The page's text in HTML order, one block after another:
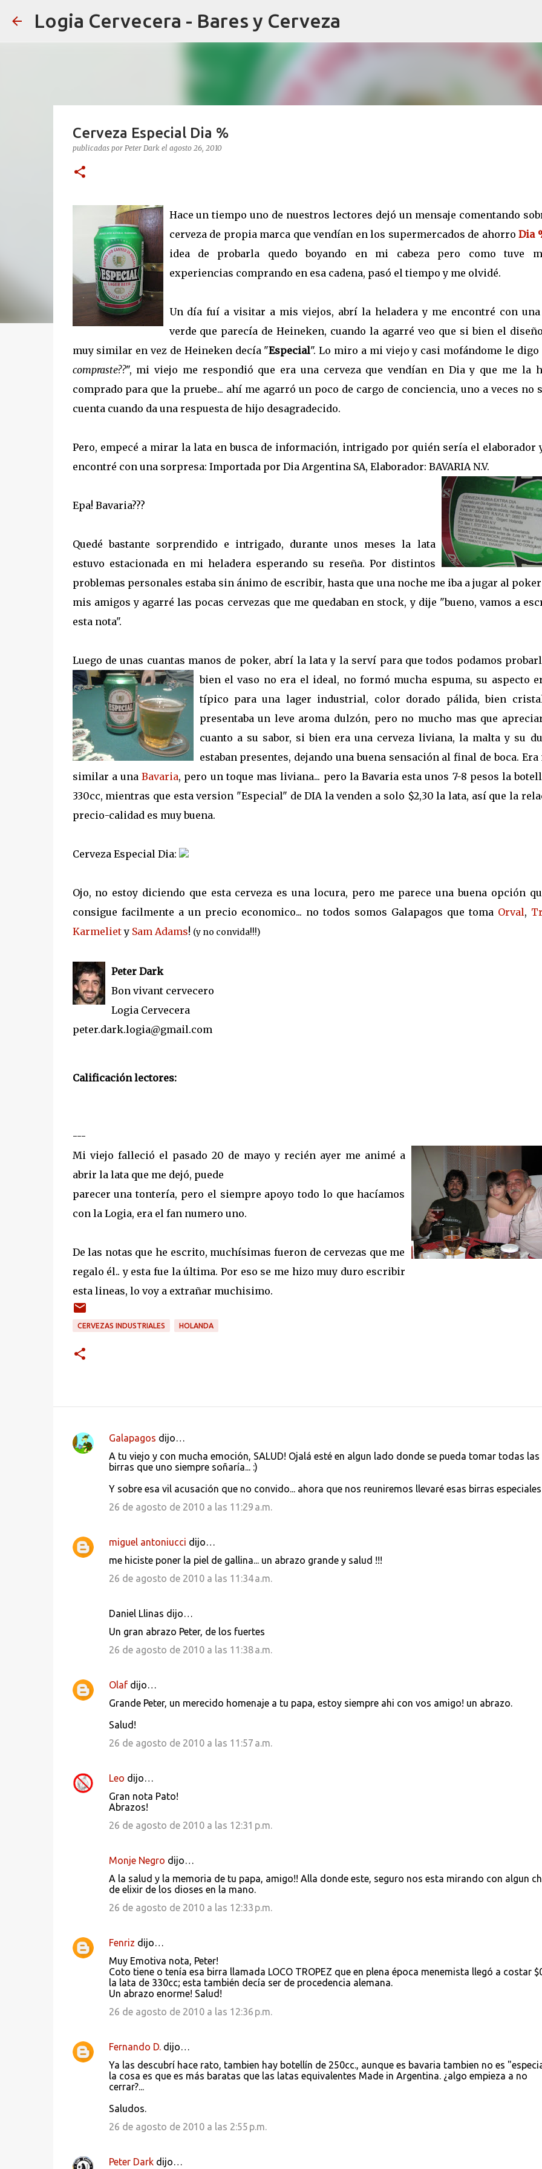
Logia Cervecera - Bares y Cerveza
Cerveza Especial Dia %
publicadas por Peter Dark el agosto 26, 2010
Hace un tiempo uno de nuestros lectores dejó un mensaje comentando
cerveza de propia marca que vendían en los supermercados de ahorroDia
idea de probarla quedo boyando en mi cabeza pero como tuve
experiencias comprando en esa cadena, pasó el tiempo y me olvidé.
Un día fuí a visitar a mis viejos, abrí la heladera y me encontré con
verde que parecía de Heineken, cuando la agarré veo que si bien el
muy similar en vez de Heineken decía "Especial". Lo miro a mi viejo y casi mofándome le digo
compraste??", mi viejo me respondió que era una cerveza que vendían en Dia y que me la
comprado para que la pruebe... ahí me agarró un poco de cargo de conciencia, uno a veces no
cuenta cuando da una respuesta de hijo desagradecido.
Pero, empecé a mirar la lata en busca de información, intrigado por quién sería el elaborador
encontré con una sorpresa: Importada por Dia Argentina SA, Elaborador: BAVARIA N.V.
Epa! Bavaria???
Quedé bastante sorprendido e intrigado, durante unos meses la lata
estuvo estacionada en mi heladera esperando su reseña. Por distintos
problemas personales estaba sin ánimo de escribir, hasta que una noche me iba a jugar al
mis amigos y agarré las pocas cervezas que me quedaban en stock, y dije "bueno, vamos a
esta nota".
Luego de unas cuantas manos de poker, abrí la lata y la serví para que todos podamos
bien el vaso no era el ideal, no formó mucha espuma, su aspecto
típico para una lager industrial, color dorado pálida, bien
presentaba un leve aroma dulzón, pero no mucho mas que
cuanto a su sabor, si bien era una cerveza liviana, la malta y su
estaban presentes, dejando una buena sensación al final de boca. Era
similar a unaBavaria, pero un toque mas liviana... pero la Bavaria esta unos 7-8 pesos la
330cc, mientras que esta version "Especial" de DIA la venden a solo $2,30 la lata, así que la
precio-calidad es muy buena.
Cerveza Especial Dia:
Ojo, no estoy diciendo que esta cerveza es una locura, pero me parece una buena opción
consigue facilmente a un precio economico... no todos somos Galapagos que toma Orval,
Karmeliety Sam Adams! (y no convida!!!)
Peter Dark
Bon vivant cervecero
Logia Cervecera
peter.dark.logia@gmail.com
Calificación lectores:
---
Mi viejo falleció el pasado 20 de mayo y recién ayer me animé a
abrir la lata que me dejó, puede
parecer una tontería, pero el siempre apoyo todo lo que hacíamos
con la Logia, era el fan numero uno.
De las notas que he escrito, muchísimas fueron de cervezas que me
regalo él.. y esta fue la última. Por eso se me hizo muy duro escribir
esta lineas, lo voy a extrañar muchisimo.
CERVEZAS INDUSTRIALES HOLANDA
C
a
Galapagos dijo…
A tu viejo y con mucha emoción, SALUD! Ojalá esté en algun lado donde se pueda tomar todas las
birras que uno siempre soñaría... :)
Y sobre esa vil acusación que no convido... ahora que nos reuniremos llevaré esas birras
26 de agosto de 2010 a las 11:29 a.m.
miguel antoniucci dijo…
me hiciste poner la piel de gallina... un abrazo grande y salud !!!
26 de agosto de 2010 a las 11:34 a.m.
Daniel Llinas dijo…
Un gran abrazo Peter, de los fuertes
26 de agosto de 2010 a las 11:38 a.m.
Olafdijo…
Grande Peter, un merecido homenaje a tu papa, estoy siempre ahi con vos amigo! un abrazo.
Salud!
26 de agosto de 2010 a las 11:57 a.m.
Leo dijo…
Gran nota Pato!
Abrazos!
26 de agosto de 2010 a las 12:31 p.m.
Monje Negro dijo…
A la salud y la memoria de tu papa, amigo!! Alla donde este, seguro nos esta mirando con algun
de elixir de los dioses en la mano.
26 de agosto de 2010 a las 12:33 p.m.
Fenriz dijo…
Muy Emotiva nota, Peter!
Coto tiene o tenía esa birra llamada LOCO TROPEZ que en plena época menemista llegó a costar
la lata de 330cc; esta también decía ser de procedencia alemana.
Un abrazo enorme! Salud!
26 de agosto de 2010 a las 12:36 p.m.
Fernando D.dijo…
Ya las descubrí hace rato, tambien hay botellín de 250cc., aunque es bavaria tambien no es
la cosa es que es más baratas que las latas equivalentes Made in Argentina. ¿algo empieza a no
cerrar?...
Saludos.
26 de agosto de 2010 a las 2:55 p.m.
Peter Darkdijo…